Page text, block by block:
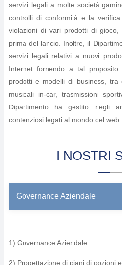
servizi legali a molte società
controlli di conformità e la
violazioni di vari prodotti di gioco,
prima del lancio. Inoltre, il
servizi legali relativi a nuovi
Internet fornendo a tal proposito
prodotti e modelli di business, tra
musicali in-car, trasmissioni
Dipartimento ha gestito negli
contenziosi legati al mondo del web.
I NOSTRI
Governance Aziendale
1) Governance Aziendale
2) Progettazione di piani di opzioni